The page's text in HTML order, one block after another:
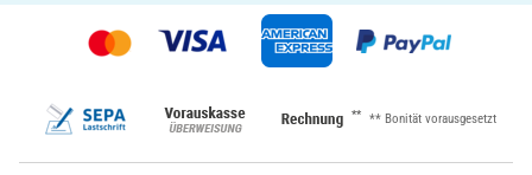
** ** Bonität vorausgesetzt